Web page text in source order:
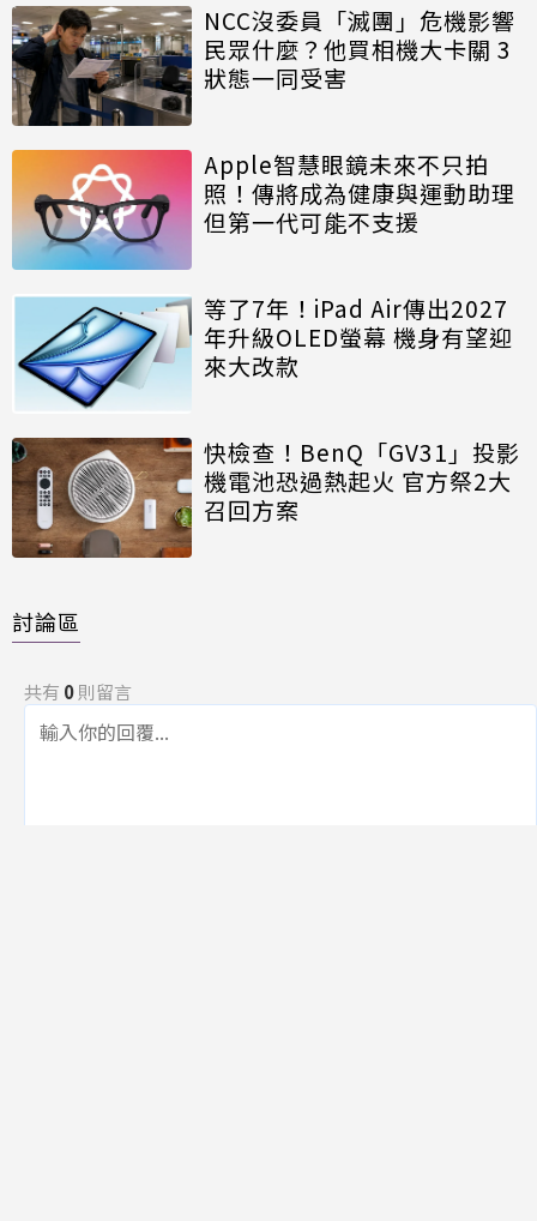
NCC沒委員「滅團」危機影響
民眾什麼？他買相機大卡關 3
狀態一同受害
Apple智慧眼鏡未來不只拍
照！傳將成為健康與運動助理
但第一代可能不支援
等了7年！iPad Air傳出2027
年升級OLED螢幕 機身有望迎
來大改款
快檢查！BenQ「GV31」投影
機電池恐過熱起火 官方祭2大
召回方案
討論區
共有 0則留言